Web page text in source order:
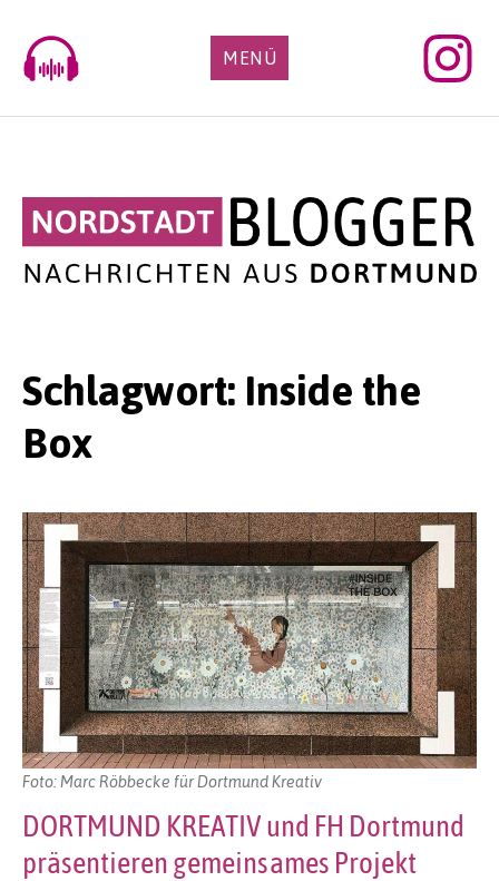
content
MENÜ
Schlagwort: Inside the
Box
DORTMUND KREATIV und FH Dortmund
präsentieren gemeinsames Projekt
Foto: Marc Röbbecke für Dortmund Kreativ